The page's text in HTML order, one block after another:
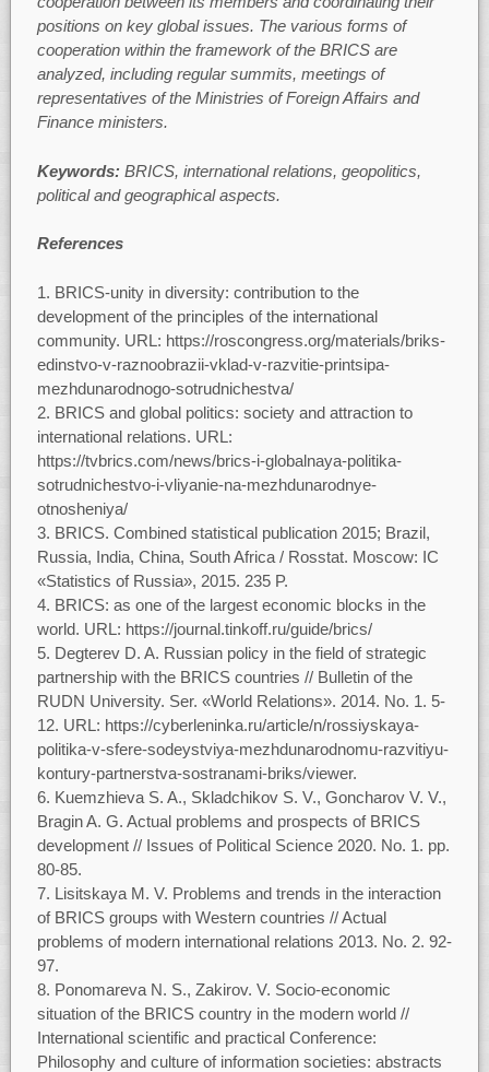
positions on key global issues. The various forms of
cooperation within the framework of the BRICS are
analyzed, including regular summits, meetings of
representatives of the Ministries of Foreign Affairs and
Finance ministers.
Keywords: BRICS, international relations, geopolitics,
political and geographical aspects.
References
BRICS-unity in diversity: contribution to the
development of the principles of the international
community. URL: https://roscongress.org/materials/briks-
edinstvo-v-raznoobrazii-vklad-v-razvitie-printsipa-
mezhdunarodnogo-sotrudnichestva/
BRICS and global politics: society and attraction to
international relations. URL:
https://tvbrics.com/news/brics-i-globalnaya-politika-
sotrudnichestvo-i-vliyanie-na-mezhdunarodnye-
otnosheniya/
BRICS. Combined statistical publication 2015; Brazil,
Russia, India, China, South Africa / Rosstat. Moscow: IC
«Statistics of Russia», 2015. 235 P.
BRICS: as one of the largest economic blocks in the
world. URL: https://journal.tinkoff.ru/guide/brics/
Degterev D. A. Russian policy in the field of strategic
partnership with the BRICS countries // Bulletin of the
RUDN University. Ser. «World Relations». 2014. No. 1. 5-
12. URL: https://cyberleninka.ru/article/n/rossiyskaya-
politika-v-sfere-sodeystviya-mezhdunarodnomu-razvitiyu-
kontury-partnerstva-sostranami-briks/viewer.
Kuemzhieva S. A., Skladchikov S. V., Goncharov V. V.,
Bragin A. G. Actual problems and prospects of BRICS
development // Issues of Political Science 2020. No. 1. pp.
80-85.
Lisitskaya M. V. Problems and trends in the interaction
of BRICS groups with Western countries // Actual
problems of modern international relations 2013. No. 2. 92-
97.
Ponomareva N. S., Zakirov. V. Socio-economic
situation of the BRICS country in the modern world //
International scientific and practical Conference:
Philosophy and culture of information societies: abstracts